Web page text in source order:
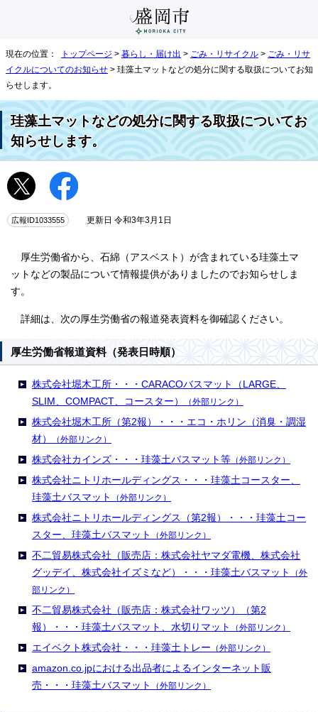
現在の位置： トップページ > 暮らし・届け出 > ごみ・リサイクル > ごみ・リサ
イクルについてのお知らせ > 珪藻土マットなどの処分に関する取扱についてお知
らせします。
珪藻土マットなどの処分に関する取扱についてお
知らせします。
広報ID1033555 更新日 令和3年3月1日
厚生労働省から、石綿（アスベスト）が含まれている珪藻土マ
ットなどの製品について情報提供がありましたのでお知らせしま
す。
詳細は、次の厚生労働省の報道発表資料を御確認ください。
厚生労働省報道資料（発表日時順）
株式会社堀木工所・・・CARACOバスマット（LARGE、
SLIM、COMPACT、コースター）
（外部リンク）
株式会社堀木工所（第2報）・・・エコ・ホリン（消臭・調湿
材）
（外部リンク）
株式会社カインズ・・・珪藻土バスマット等 （外部リンク）
株式会社ニトリホールディングス・・・珪藻土コースター、
珪藻土バスマット
（外部リンク）
株式会社ニトリホールディングス（第2報）・・・珪藻土コー
スター、珪藻土バスマット
（外部リンク）
不二貿易株式会社（販売店：株式会社ヤマダ電機、株式会社
グッデイ、株式会社イズミなど）・・・珪藻土バスマット
（外
部リンク）
不二貿易株式会社（販売店：株式会社ワッツ）（第2
報）・・・珪藻土バスマット、水切りマット
（外部リンク）
エイベクト株式会社・・・珪藻土トレー （外部リンク）
amazon.co.jpにおける出品者によるインターネット販
売・・・珪藻土バスマット
（外部リンク）